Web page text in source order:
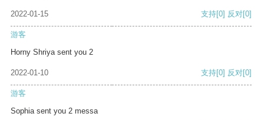
2022-01-15 支持[0] 反对[0]
游客
Horny Shriya sent you 2
2022-01-10 支持[0] 反对[0]
游客
Sophia sent you 2 messa